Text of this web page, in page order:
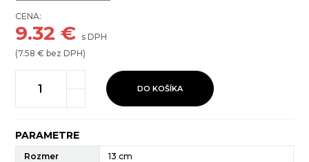
CENA:
9.32 € s DPH
(7.58 € bez DPH)
DO KOŠÍKA
PARAMETRE
Rozmer 13 cm